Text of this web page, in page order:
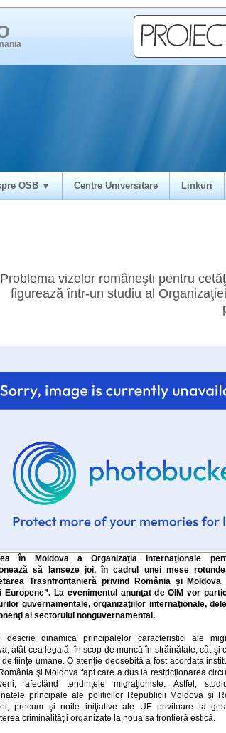
OSB ▼ Centre Universitare Linkuri
Problema vizelor româneşti pentru
figurează într-un studiu al
în Moldova a Organizaţia Internaţionale
să lanseze joi, în cadrul unei mese
Trasnfrontanieră privind România şi
Europene”. La evenimentul anunţat de OIM vor
guvernamentale, organizaţiilor internaţionale,
ai sectorului nonguvernamental.
descrie dinamica principalelor caracteristici ale
atât cea legală, în scop de muncă în străinătate, cât şi
de fiinţe umane. O atenţie deosebită a fost acordata
şi Moldova fapt care a dus la restricţionarea
afectând tendinţele migraţioniste. Astfel,
principale ale politicilor Republicii Moldova şi
precum şi noile iniţiative ale UE privitoare la
criminalităţii organizate la noua sa frontieră estică.